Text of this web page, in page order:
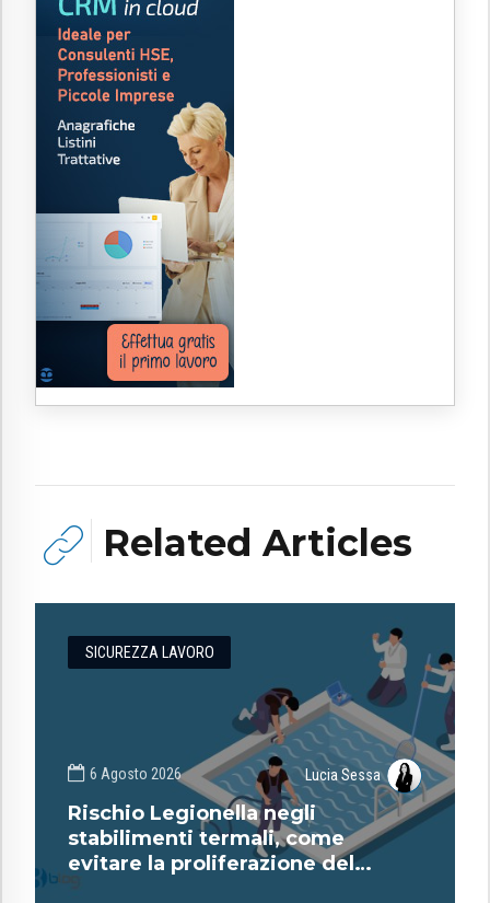
Related Articles
SICUREZZA LAVORO
6 Agosto 2026 Lucia Sessa
Rischio Legionella negli
stabilimenti termali, come
evitare la proliferazione del
batterio?